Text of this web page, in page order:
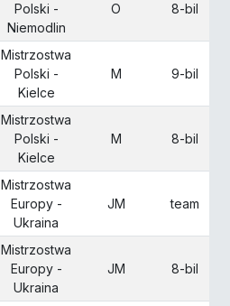
Polski -
Niemodlin
O 8-bil
Mistrzostwa
Polski -
Kielce
M 9-bil
Mistrzostwa
Polski -
Kielce
M 8-bil
Mistrzostwa
Europy -
Ukraina
JM team
Mistrzostwa
Europy -
Ukraina
JM 8-bil